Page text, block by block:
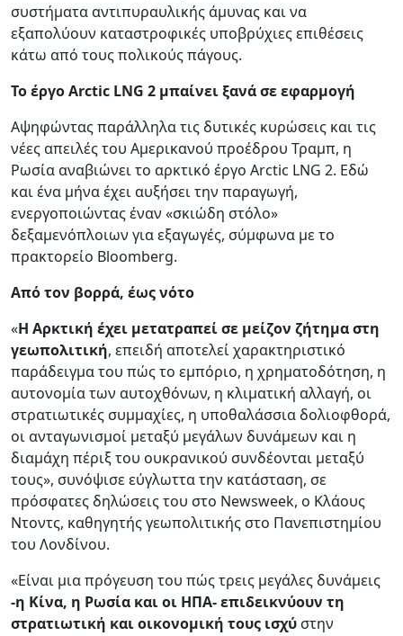
συστήματα αντιπυραυλικής άμυνας και να
εξαπολύουν καταστροφικές υποβρύχιες επιθέσεις
κάτω από τους πολικούς πάγους.
Το έργο Arctic LNG 2 μπαίνει ξανά σε εφαρμογή
Αψηφώντας παράλληλα τις δυτικές κυρώσεις και τις
νέες απειλές του Αμερικανού προέδρου Τραμπ, η
Ρωσία αναβιώνει το αρκτικό έργο Arctic LNG 2. Εδώ
και ένα μήνα έχει αυξήσει την παραγωγή,
ενεργοποιώντας έναν «σκιώδη στόλο»
δεξαμενόπλοιων για εξαγωγές, σύμφωνα με το
πρακτορείο Bloomberg.
Από τον βορρά, έως νότο
«Η Αρκτική έχει μετατραπεί σε μείζον ζήτημα στη
γεωπολιτική, επειδή αποτελεί χαρακτηριστικό
παράδειγμα του πώς το εμπόριο, η χρηματοδότηση, η
αυτονομία των αυτοχθόνων, η κλιματική αλλαγή, οι
στρατιωτικές συμμαχίες, η υποθαλάσσια δολιοφθορά,
οι ανταγωνισμοί μεταξύ μεγάλων δυνάμεων και η
διαμάχη πέριξ του ουκρανικού συνδέονται μεταξύ
τους», συνόψισε εύγλωττα την κατάσταση, σε
πρόσφατες δηλώσεις του στο Newsweek, ο Κλάους
Ντοντς, καθηγητής γεωπολιτικής στο Πανεπιστημίου
του Λονδίνου.
«Είναι μια πρόγευση του πώς τρεις μεγάλες δυνάμεις
-η Κίνα, η Ρωσία και οι ΗΠΑ- επιδεικνύουν τη
στρατιωτική και οικονομική τους ισχύ στην